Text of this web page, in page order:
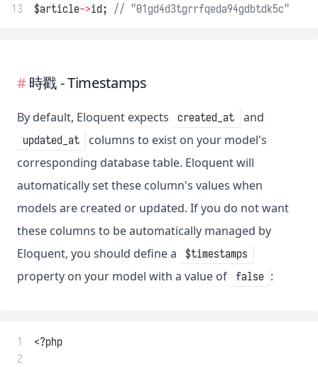
13 $article->id; // "01gd4d3tgrrfqeda94gdbtdk5c"
時戳 - Timestamps
By default, Eloquent expects created_at and
updated_at
columns to exist on your model's
corresponding database table. Eloquent will
automatically set these column's values when
models are created or updated. If you do not want
these columns to be automatically managed by
Eloquent, you should define a
$timestamps
property on your model with a value of false :
1
<?php
2